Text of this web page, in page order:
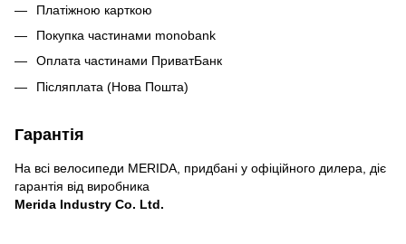
Платіжною карткою
Покупка частинами monobank
Оплата частинами ПриватБанк
Післяплата (Нова Пошта)
Гарантія
На всі велосипеди MERIDA, придбані у офіційного дилера, діє
гарантія від виробника
Merida Industry Co. Ltd.